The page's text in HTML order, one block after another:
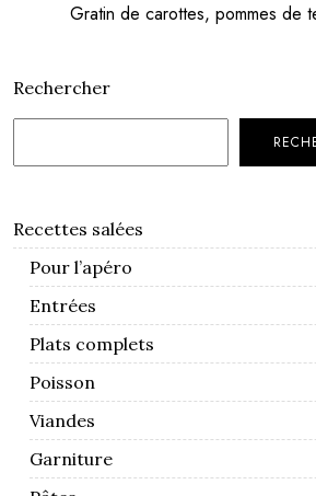
Gratin de carottes, pommes de
Rechercher
Recettes salées
Pour l’apéro
Entrées
Plats complets
Poisson
Viandes
Garniture